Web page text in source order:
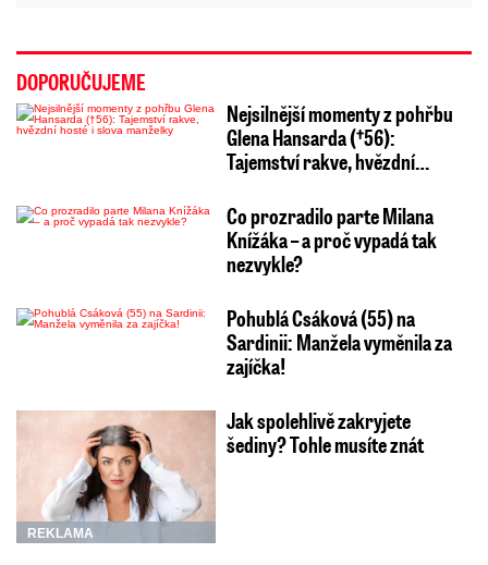
DOPORUČUJEME
Nejsilnější momenty z pohřbu
Glena Hansarda (†56):
Tajemství rakve, hvězdní…
Co prozradilo parte Milana
Knížáka – a proč vypadá tak
nezvykle?
Pohublá Csáková (55) na
Sardinii: Manžela vyměnila za
zajíčka!
REKLAMA
Jak spolehlivě zakryjete
šediny? Tohle musíte znát